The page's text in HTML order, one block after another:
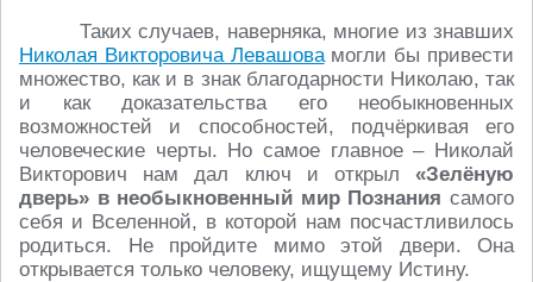
Таких случаев, наверняка, многие из знавших
Николая Викторовича Левашовамогли бы привести
множество, как и в знак благодарности Николаю, так
и как доказательства его необыкновенных
возможностей и способностей, подчёркивая его
человеческие черты. Но самое главное – Николай
Викторович нам дал ключ и открыл «Зелёную
дверь» в необыкновенный мир Познания самого
себя и Вселенной, в которой нам посчастливилось
родиться. Не пройдите мимо этой двери. Она
открывается только человеку, ищущему Истину.